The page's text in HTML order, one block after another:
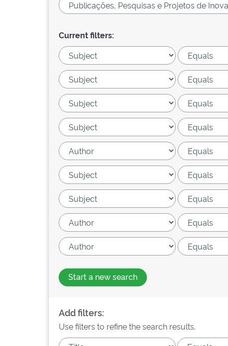
Current filters:
Start a new search
Add filters:
Use filters to refine the search results.